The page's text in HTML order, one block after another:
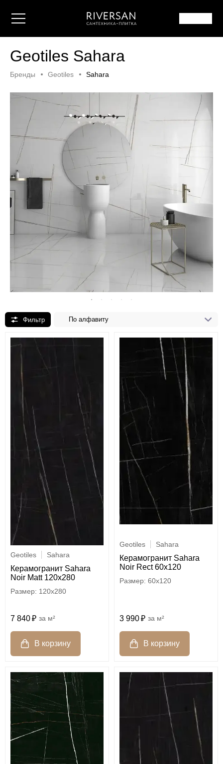
Geotiles Sahara
Бренды Geotiles Sahara
По алфавиту
Geotiles Sahara
Керамогранит Sahara
Noir Matt 120x280
120x280
7 840 м²
Geotiles Sahara
Керамогранит Sahara
Noir Rect 60x120
60x120
3 990 м²